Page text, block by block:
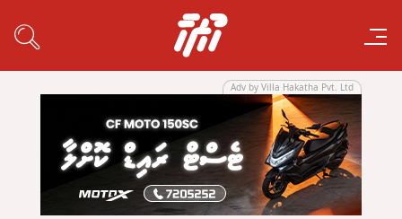
Adv by Villa Hakatha Pvt. Ltd